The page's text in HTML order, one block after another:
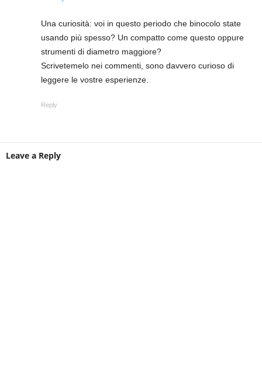
Una curiosità: voi in questo periodo che binocolo state
usando più spesso? Un compatto come questo oppure
strumenti di diametro maggiore?
Scrivetemelo nei commenti, sono davvero curioso di
leggere le vostre esperienze.
Reply
Leave a Reply